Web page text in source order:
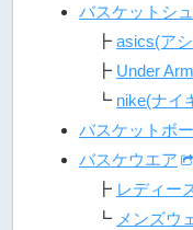
バスケットシ
┣ asics(ア
┣ Under
┗ nike(ナイ
バスケットボ
バスケウエア
┣ レディー
┗ メンズウ